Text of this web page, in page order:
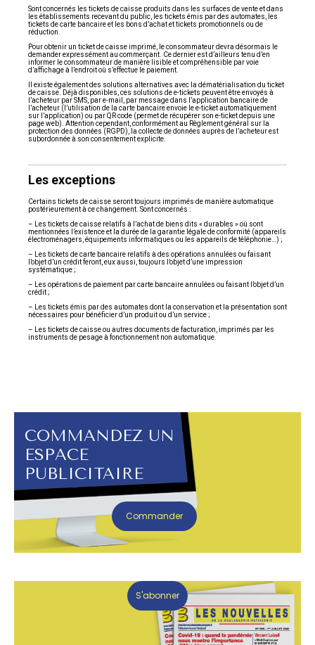
Sont concernés les tickets de caisse produits dans les surfaces de vente et dans
les établissements recevant du public, les tickets émis par des automates, les
tickets de carte bancaire et les bons d’achat et tickets promotionnels ou de
réduction.
Pour obtenir un ticket de caisse imprimé, le consommateur devra désormais le
demander expressément au commerçant. Ce dernier est d’ailleurs tenu d’en
informer le consommateur de manière lisible et compréhensible par voie
d’affichage à l’endroit où s’effectue le paiement.
Il existe également des solutions alternatives avec la dématérialisation du ticket
de caisse. Déjà disponibles, ces solutions de e-tickets peuvent être envoyés à
l’acheteur par SMS, par e-mail, par message dans l’application bancaire de
l’acheteur (l’utilisation de la carte bancaire envoie le e-ticket automatiquement
sur l’application) ou par QR code (permet de récupérer son e-ticket depuis une
page web). Attention cependant, conformément au Règlement général sur la
protection des données (RGPD), la collecte de données auprès de l’acheteur est
subordonnée à son consentement explicite.
Les exceptions
Certains tickets de caisse seront toujours imprimés de manière automatique
postérieurement à ce changement. Sont concernés :
– Les tickets de caisse relatifs à l’achat de biens dits « durables » où sont
mentionnées l’existence et la durée de la garantie légale de conformité (appareils
électroménagers, équipements informatiques ou les appareils de téléphonie…) ;
– Les tickets de carte bancaire relatifs à des opérations annulées ou faisant
l’objet d’un crédit feront, eux aussi, toujours l’objet d’une impression
systématique ;
– Les opérations de paiement par carte bancaire annulées ou faisant l’objet d’un
crédit ;
– Les tickets émis par des automates dont la conservation et la présentation sont
nécessaires pour bénéficier d’un produit ou d’un service ;
– Les tickets de caisse ou autres documents de facturation, imprimés par les
instruments de pesage à fonctionnement non automatique.
COMMANDEZ UN
ESPACE
PUBLICITAIRE
Commander
S'abonner